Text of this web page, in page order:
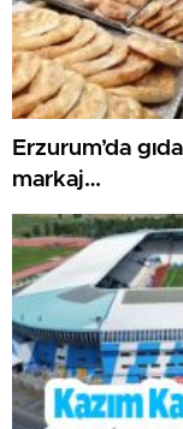
Erzurum’da
markaj…